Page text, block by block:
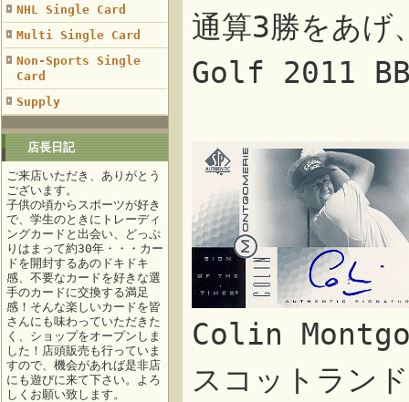
NHL Single Card
Multi Single Card
Non-Sports Single
Card
Supply
店長日記
ご来店いただき、ありがとう
ございます。
子供の頃からスポーツが好き
で、学生のときにトレーディ
ングカードと出会い、どっぷ
りはまって約30年・・・カー
ドを開封するあのドキドキ
感、不要なカードを好きな選
手のカードに交換する満足
感！そんな楽しいカードを皆
さんにも味わっていただきた
く、ショップをオープンしま
した！店頭販売も行っていま
すので、機会があれば是非店
にも遊びに来て下さい。よろ
しくお願い致します。
通算3勝をあげ
Golf 2011
Colin
スコットラン